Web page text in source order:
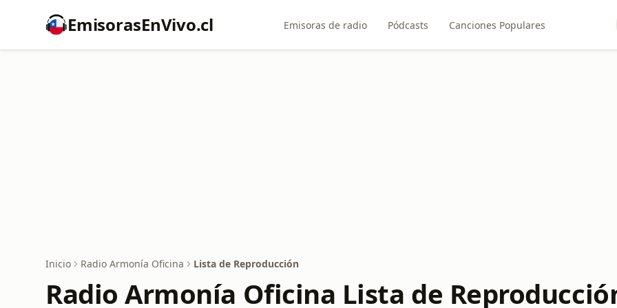
EmisorasEnVivo.cl Emisoras de radio Pódcasts Canciones Populares
Inicio Radio Armonía Oficina Lista de Reproducción
Radio Armonía Oficina Lista de